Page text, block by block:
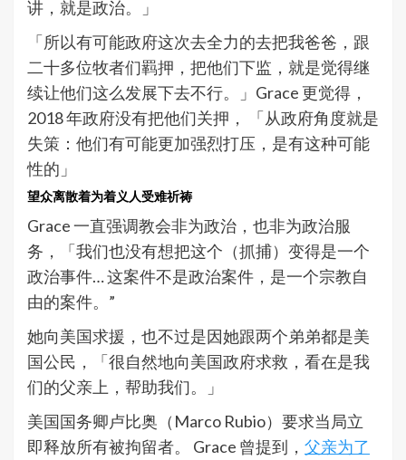
讲，就是政治。」
「所以有可能政府这次去全力的去把我爸爸，跟
二十多位牧者们羁押，把他们下监，就是觉得继
续让他们这么发展下去不行。」Grace 更觉得，
2018 年政府没有把他们关押， 「从政府角度就是
失策：他们有可能更加强烈打压，是有这种可能
性的」
望众离散着为着义人受难祈祷
Grace 一直强调教会非为政治，也非为政治服
务，「我们也没有想把这个（抓捕）变得是一个
政治事件… 这案件不是政治案件，是一个宗教自
由的案件。”
她向美国求援，也不过是因她跟两个弟弟都是美
国公民，「很自然地向美国政府求救，看在是我
们的父亲上，帮助我们。」
美国国务卿卢比奥（Marco Rubio）要求当局立
即释放所有被拘留者。 Grace 曾提到， 父亲为了